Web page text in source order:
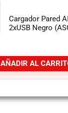
Cargador Pared
2xUSB Negro
AÑADIR AL